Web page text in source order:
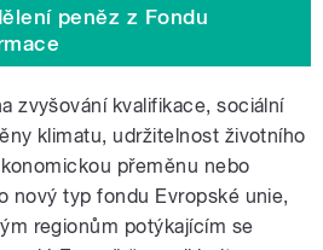
peněz z Fondu
zvyšování kvalifikace, sociální
klimatu, udržitelnost životního
přeměnu nebo
nový typ fondu Evropské unie,
regionům potýkajícím se